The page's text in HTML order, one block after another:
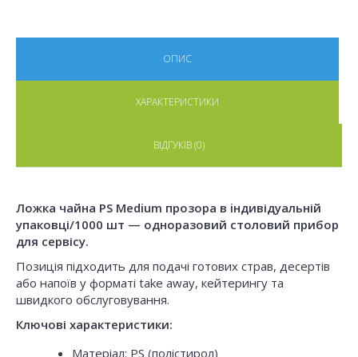
ОПИС
ХАРАКТЕРИСТИКИ
ВІДГУКІВ (0)
Ложка чайна PS Medium прозора в iндивідуальній
упаковці/1000 шт — одноразовий столовий прибор
для сервісу.
Позиція підходить для подачі готових страв, десертів
або напоїв у форматі take away, кейтерингу та
швидкого обслуговування.
Ключові характеристики:
Матеріал: PS (полістирол)